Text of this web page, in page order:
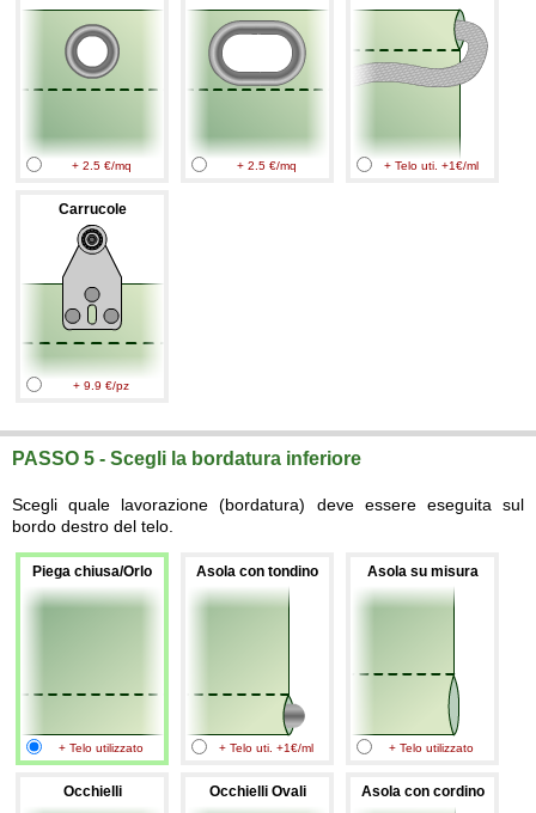
+ 2.5 €/mq + 2.5 €/mq + Telo uti. +1€/ml
Carrucole
+ 9.9 €/pz
PASSO 5 - Scegli la bordatura inferiore
Scegli quale lavorazione (bordatura) deve essere eseguita sul
bordo destro del telo.
Piega chiusa/Orlo
+ Telo utilizzato
Asola con tondino
+ Telo uti. +1€/ml
Asola su misura
+ Telo utilizzato
Occhielli Occhielli Ovali Asola con cordino